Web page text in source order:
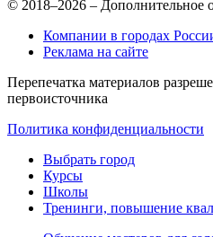
© 2018–2026 – Дополнительное
Компании в городах
Реклама на сайте
Перепечатка материалов
первоисточника
Политика конфиденциальности
Выбрать город
Курсы
Школы
Тренинги, повышение